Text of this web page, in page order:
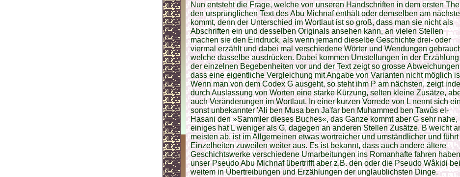
Nun entsteht die Frage, welche von unseren Handschriften in dem ersten
den ursprünglichen Text des Abu Michnaf enthält oder demselben am
kommt, denn der Unterschied im Wortlaut ist so groß, dass man sie nicht als
Abschriften ein und desselben Originals ansehen kann, an vielen Stellen
machen sie den Eindruck, als wenn jemand dieselbe Geschichte drei- oder
viermal erzählt und dabei mal verschiedene Wörter und Wendungen
welche dasselbe ausdrücken. Dabei kommen Umstellungen in der Erzählung
der einzelnen Begebenheiten vor und der Text zeigt so grosse
dass eine eigentliche Vergleichung mit Angabe von Varianten nicht möglich
Wenn man von dem Codex G ausgeht, so steht ihm P am nächsten, zeigt
durch Auslassung von Worten eine starke Kürzung, selten kleine Zusätze,
auch Veränderungen im Wortlaut. In einer kurzen Vorrede von L nennt sich
sonst unbekannter 'Ali ben Musa ben Ja'far ben Muhammed ben Tawûs el-
Hasani den »Sammler dieses Buches«, das Ganze kommt aber G sehr nahe,
einiges hat L weniger als G, dagegen an anderen Stellen Zusätze. В weicht
meisten ab, ist im Allgemeinen etwas wortreicher und umständlicher und führt
Einzelheiten zuweilen weiter aus. Es ist bekannt, dass auch andere ältere
Geschichtswerke verschiedene Umarbeitungen ins Romanhafte fahren
unser Pseudo Abu Michnaf übertrifft aber z.B. den oder die Pseudo Wâkidi bei
weitem in Übertreibungen und Erzählungen der unglaublichsten Dinge.